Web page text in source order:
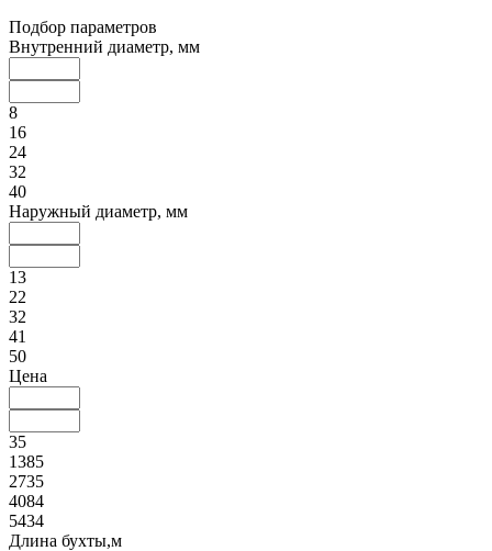
Подбор параметров
Внутренний диаметр, мм
8
16
24
32
40
Наружный диаметр, мм
13
22
32
41
50
Цена
35
1385
2735
4084
5434
Длина бухты,м